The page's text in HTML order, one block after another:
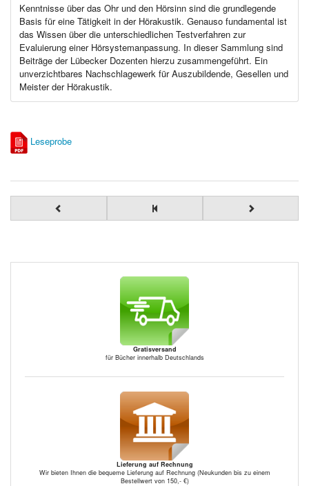
Kenntnisse über das Ohr und den Hörsinn sind die grundlegende
Basis für eine Tätigkeit in der Hörakustik. Genauso fundamental ist
das Wissen über die unterschiedlichen Testverfahren zur
Evaluierung einer Hörsystemanpassung. In dieser Sammlung sind
Beiträge der Lübecker Dozenten hierzu zusammengeführt. Ein
unverzichtbares Nachschlagewerk für Auszubildende, Gesellen und
Meister der Hörakustik.
Leseprobe
Gratisversand
für Bücher innerhalb Deutschlands
Lieferung auf Rechnung
Wir bieten Ihnen die bequeme Lieferung auf Rechnung (Neukunden bis zu einem
Bestellwert von 150,- €)